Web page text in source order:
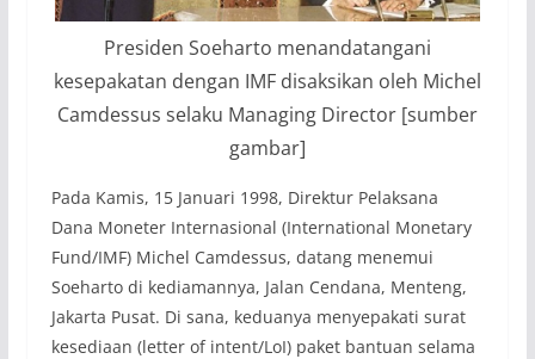
Presiden Soeharto menandatangani
kesepakatan dengan IMF disaksikan oleh Michel
Camdessus selaku Managing Director [sumber
gambar]
Pada Kamis, 15 Januari 1998, Direktur Pelaksana
Dana Moneter Internasional (International Monetary
Fund/IMF) Michel Camdessus, datang menemui
Soeharto di kediamannya, Jalan Cendana, Menteng,
Jakarta Pusat. Di sana, keduanya menyepakati surat
kesediaan (letter of intent/LoI) paket bantuan selama